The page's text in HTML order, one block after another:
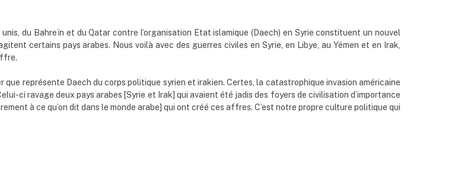
du Bahreïn et du Qatar contre l’organisation Etat islamique (Daech) en Syrie constituent un nouvel
certains pays arabes. Nous voilà avec des guerres civiles en Syrie, en Libye, au Yémen et en Irak,
représente Daech du corps politique syrien et irakien. Certes, la catastrophique invasion américaine
ci ravage deux pays arabes [Syrie et Irak] qui avaient été jadis des foyers de civilisation d’importance
à ce qu’on dit dans le monde arabe] qui ont créé ces affres. C’est notre propre culture politique qui